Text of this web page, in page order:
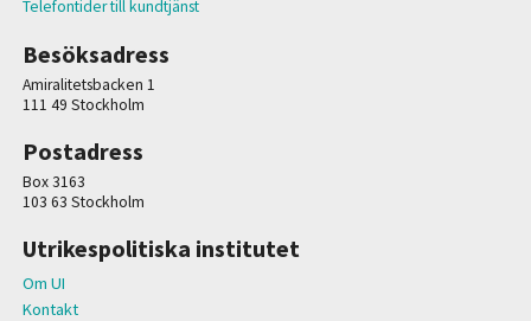
Telefontider till kundtjänst
Besöksadress
Amiralitetsbacken 1
111 49 Stockholm
Postadress
Box 3163
103 63 Stockholm
Utrikespolitiska institutet
Om UI
Kontakt